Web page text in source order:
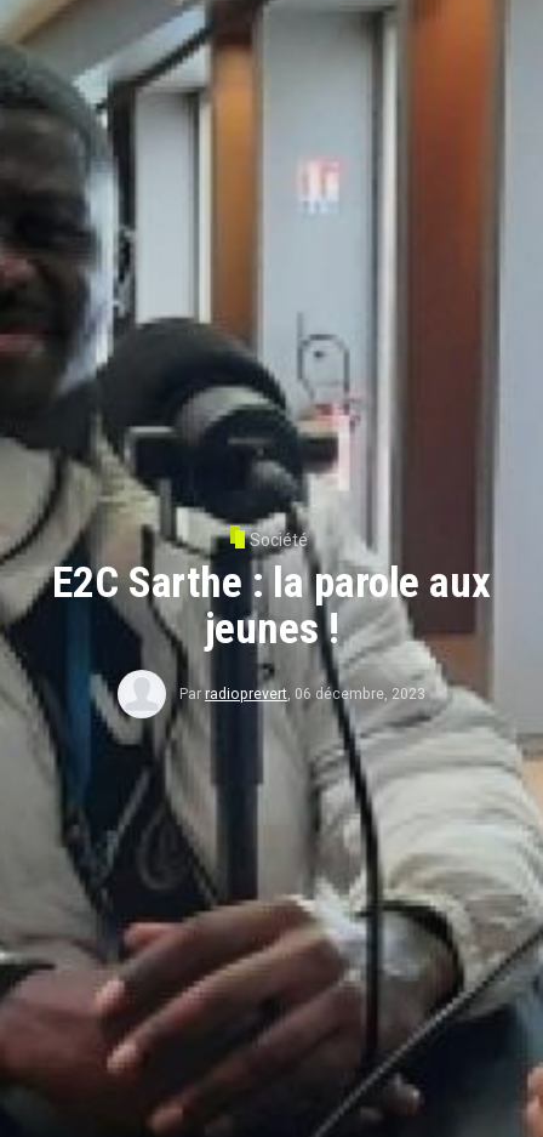
Société
E2C Sarthe : la parole aux
jeunes !
Par radioprevert, 06 décembre, 2023